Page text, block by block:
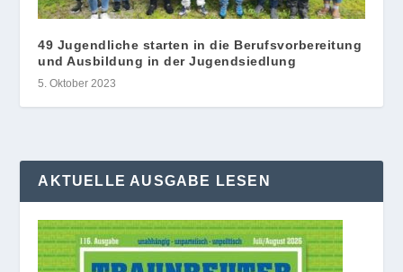
49 Jugendliche starten in die Berufsvorbereitung
und Ausbildung in der Jugendsiedlung
5. Oktober 2023
AKTUELLE AUSGABE LESEN